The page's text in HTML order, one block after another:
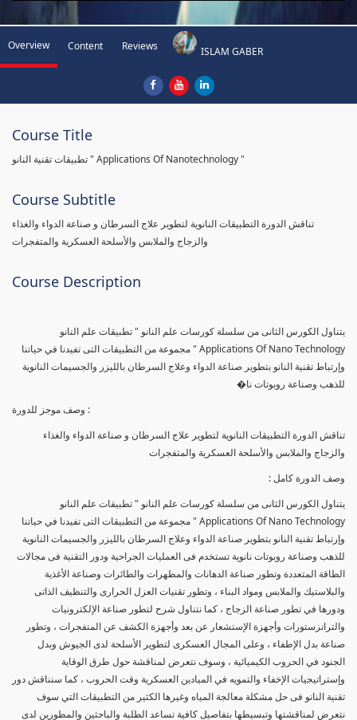
Overview Content Reviews ISLAM GABER
Course Title
تطبيقات تقنية النانو " Applications Of Nanotechnology "
Course Subtitle
تناقش الدورة التطبيقات النانوية لتطوير علاج السرطان و صناعة الدواء والغذاء
والزجاج والملابس والأسلحة العسكرية والمتفجرات
Course Description
يتناول الكورس الثانى من سلسلة كورسات علم النانو " تطبيقات علم النانو
Applications Of Nano Technology " مجموعة من التطبيقات التى تفيدنا في حياتنا
وإرتباط تقنية النانو بتطوير صناعة الدواء وعلاج السرطان بالليزر والجسيمات النانوية
للذهب وصناعة روبوتات نا�
وصف موجز للدورة :
تناقش الدورة التطبيقات النانوية لتطوير علاج السرطان و صناعة الدواء والغذاء
والزجاج والملابس والأسلحة العسكرية والمتفجرات
وصف الدورة كامل :
يتناول الكورس الثانى من سلسلة كورسات علم النانو " تطبيقات علم النانو
Applications Of Nano Technology " مجموعة من التطبيقات التى تفيدنا في حياتنا
وإرتباط تقنية النانو بتطوير صناعة الدواء وعلاج السرطان بالليزر والجسيمات النانوية
للذهب وصناعة روبوتات نانوية تستخدم فى العمليات الجراحية ودور التقنية فى مجالات
الطاقة المتعددة وتطور صناعة الدهانات والمطهرات والطائرات وصناعة الأغذية
والبلاستيك والملابس ومواد البناء ، وتطور تقنيات العزل الحرارى والتنظيف الذاتى
ودورها في تطور صناعة الزجاج ، كما نتناول شرح لتطور صناعة الإلكترونيات
والترانزستورات وأجهزة الإستشعار عن بعد وأجهزة الكشف عن المتفجرات ، وتطور
صناعة بدل الإطفاء ، وعلى المجال العسكرى لتطوير الأسلحة لدى الجيوش وبدل
الجنود في الحروب الكيميائية ، وسوف نتعرض لمناقشة حول طرق الوقاية
وإستراتيجيات الإخفاء والتمويه في الميادين العسكرية وقت الحروب ، كما سنناقش دور
تقنية النانو فى حل مشكلة معالجة المياه وغيرها الكثير من التطبيقات التي سوف
نتعرض لمناقشتها وتبسيطها بتفاصيل كافية تساعد الطلبة والباحثين والمطورين لدى